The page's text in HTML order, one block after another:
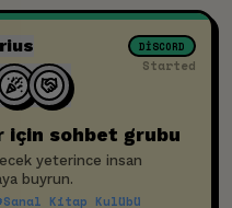
DISCORD
Started
için sohbet grubu
yeterince insan
buyrun.
Sanal Kitap Kulübü